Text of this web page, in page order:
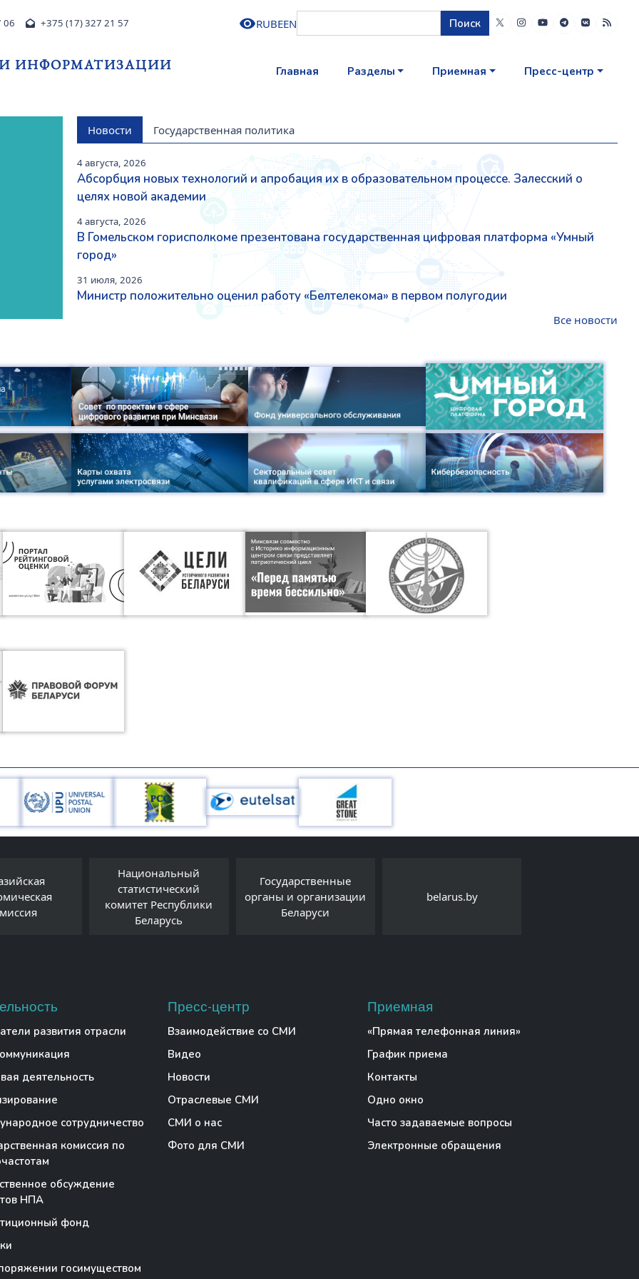
06 +375 (17) 327 21 57 RUBEEN Поиск
ИНФОРМАТИЗАЦИИ
Главная Разделы Приемная Пресс-центр
Новости Государственная политика
4 августа, 2026
Абсорбция новых технологий и апробация их в образовательном процессе. Залесский о
целях новой академии
4 августа, 2026
В Гомельском горисполкоме презентована государственная цифровая платформа «Умный
город»
31 июля, 2026
Министр положительно оценил работу «Белтелекома» в первом полугодии
Все новости
Республики
Государственные
органы и организации
Беларуси
belarus.by Детский правовой сайт
развития отрасли
деятельность
сотрудничество
комиссия по
обсуждение
НПА
фонд
госимуществом
Пресс-центр
Взаимодействие со СМИ
Видео
Новости
Отраслевые СМИ
СМИ о нас
Фото для СМИ
Приемная
«Прямая телефонная линия»
График приема
Контакты
Одно окно
Часто задаваемые вопросы
Электронные обращения